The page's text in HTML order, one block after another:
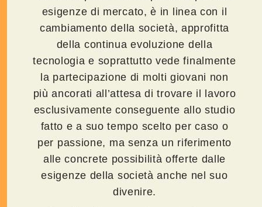
esigenze di mercato, è in linea con il
cambiamento della società, approfitta
della continua evoluzione della
tecnologia e soprattutto vede finalmente
la partecipazione di molti giovani non
più ancorati all’attesa di trovare il lavoro
esclusivamente conseguente allo studio
fatto e a suo tempo scelto per caso o
per passione, ma senza un riferimento
alle concrete possibilità offerte dalle
esigenze della società anche nel suo
divenire.